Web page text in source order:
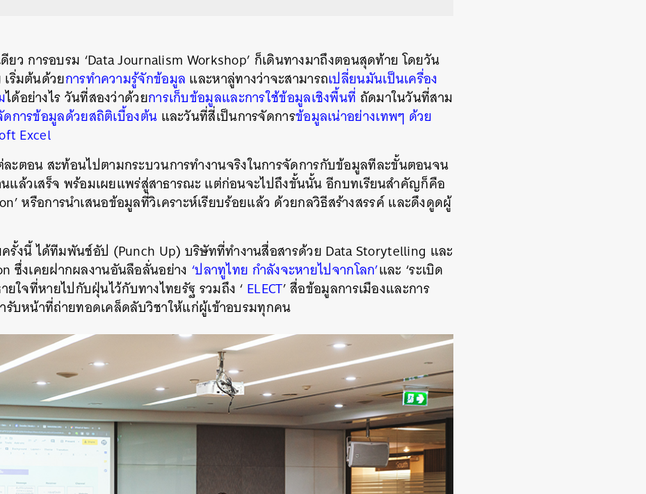
ยว การอบรม ‘Data Journalism Workshop’ ก็เดินทางมาถึงตอนสุดท้าย โดยวัน
ริ่มต้นด้วยการทำความรู้จักข้อมูล และหาลู่ทางว่าจะสามารถเปลี่ยนมันเป็นเครื่อง
ได้อย่างไร วันที่สองว่าด้วยการเก็บข้อมูลและการใช้ข้อมูลเชิงพื้นที่ ถัดมาในวันที่สาม
การข้อมูลด้วยสถิติเบื้องต้น และวันที่สี่เป็นการจัดการข้อมูลเน่าอย่างเทพๆ ด้วย
Excel
ะตอน สะท้อนไปตามกระบวนการทำงานจริงในการจัดการกับข้อมูลทีละขั้นตอนจน
แล้วเสร็จ พร้อมเผยแพร่สู่สาธารณะ แต่ก่อนจะไปถึงขั้นนั้น อีกบทเรียนสำคัญก็คือ
หรือการนำเสนอข้อมูลที่วิเคราะห์เรียบร้อยแล้ว ด้วยกลวิธีสร้างสรรค์ และดึงดูดผู้
รั้งนี้ ได้ทีมพันช์อัป (Punch Up) บริษัทที่ทำงานสื่อสารด้วย Data Storytelling และ
ซึ่งเคยฝากผลงานอันลือลั่นอย่าง ‘ปลาทูไทย กำลังจะหายไปจากโลก’และ ‘ระเบิด
ยใจที่หายไปกับฝุ่นไว้กับทางไทยรัฐรวมถึง ‘ ELECT’ สื่อข้อมูลการเมืองและการ
รับหน้าที่ถ่ายทอดเคล็ดลับวิชาให้แก่ผู้เข้าอบรมทุกคน